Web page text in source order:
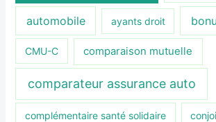
automobile ayants droit
CMU-C comparaison mutuelle
comparateur assurance auto
complémentaire santé solidaire